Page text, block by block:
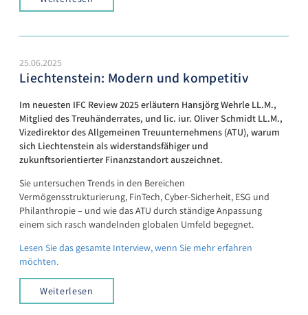
25.06.2025
Liechtenstein: Modern und kompetitiv
Im neuesten IFC Review 2025 erläutern Hansjörg Wehrle LL.M.,
Mitglied des Treuhänderrates, und lic. iur. Oliver Schmidt LL.M.,
Vizedirektor des Allgemeinen Treuunternehmens (ATU), warum
sich Liechtenstein als widerstandsfähiger und
zukunftsorientierter Finanzstandort auszeichnet.
Sie untersuchen Trends in den Bereichen
Vermögensstrukturierung, FinTech, Cyber-Sicherheit, ESG und
Philanthropie – und wie das ATU durch ständige Anpassung
einem sich rasch wandelnden globalen Umfeld begegnet.
Lesen Sie das gesamte Interview, wenn Sie mehr erfahren
möchten.
Weiterlesen